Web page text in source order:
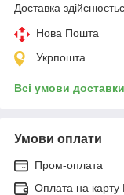
Доставка
Нова Пошта
Укрпошта
Всі умови доставки
Умови оплати
Пром-оплата
Оплата на карту